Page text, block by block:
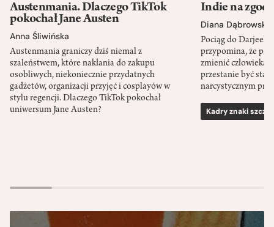
Austenmania. Dlaczego TikTok
pokochał Jane Austen
Anna Śliwińska
Austenmania graniczy dziś niemal z
szaleństwem, które nakłania do zakupu
osobliwych, niekoniecznie przydatnych
gadżetów, organizacji przyjęć i cosplayów w
stylu regencji. Dlaczego TikTok pokochał
uniwersum Jane Austen?
Indie na
Diana Dąbrowska
Pociąg do
przypomina, że
zmienić człowieka
przestanie być
narcystycznym
Kadry znaki